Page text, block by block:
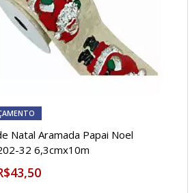
Natal Aramada Papai Noel
32 6,3cmx10m